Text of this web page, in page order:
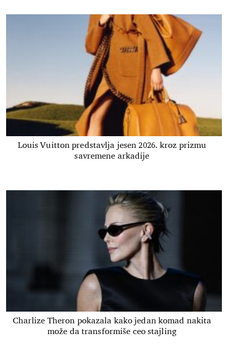
Louis Vuitton predstavlja jesen 2026. kroz prizmu
savremene arkadije
Charlize Theron pokazala kako jedan komad nakita
može da transformiše ceo stajling